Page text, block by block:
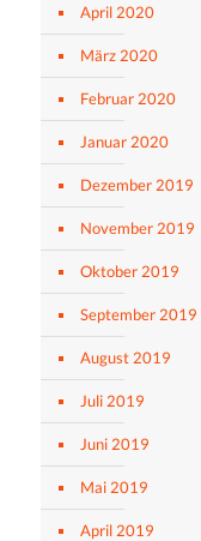
April 2020
März 2020
Februar 2020
Januar 2020
Dezember 2019
November 2019
Oktober 2019
September 2019
August 2019
Juli 2019
Juni 2019
Mai 2019
April 2019